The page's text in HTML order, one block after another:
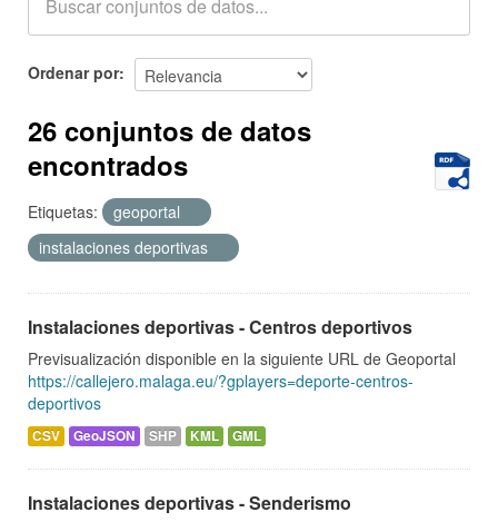
Acerca de
Ordenar por
26 conjuntos de datos
encontrados
Etiquetas:
geoportal
instalaciones deportivas
Instalaciones deportivas - Centros deportivos
Previsualización disponible en la siguiente URL de Geoportal
https://callejero.malaga.eu/?gplayers=deporte-centros-
deportivos
CSV GeoJSON SHP KML GML
Instalaciones deportivas - Senderismo